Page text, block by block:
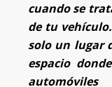
cuando se
de tu
solo un lugar
espacio